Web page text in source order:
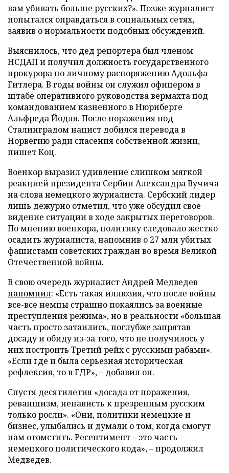
вам убивать больше русских?». Позже журналист
попытался оправдаться в социальных сетях,
заявив о нормальности подобных обсуждений.
Выяснилось, что дед репортера был членом
НСДАП и получил должность государственного
прокурора по личному распоряжению Адольфа
Гитлера. В годы войны он служил офицером в
штабе оперативного руководства вермахта под
командованием казненного в Нюрнберге
Альфреда Йодля. После поражения под
Сталинградом нацист добился перевода в
Норвегию ради спасения собственной жизни,
пишет Коц.
Военкор выразил удивление слишком мягкой
реакцией президента Сербии Александра Вучича
на слова немецкого журналиста. Сербский лидер
лишь дежурно отметил, что уже обсудил свое
видение ситуации в ходе закрытых переговоров.
По мнению военкора, политику следовало жестко
осадить журналиста, напомнив о 27 млн убитых
фашистами советских граждан во время Великой
Отечественной войны.
В свою очередь журналист Андрей Медведев
напомнил: «Есть такая иллюзия, что после войны
все-все немцы страшно покаялись за военные
преступления режима», но в реальности «большая
часть просто затаились, поглубже запрятав
досаду и обиду из-за того, что не получилось у
них построить Третий рейх с русскими рабами».
«Если где и была серьезная историческая
рефлексия, то в ГДР», – добавил он.
Спустя десятилетия «досада от поражения,
реваншизм, ненависть к презренным русским
только росли». «Они, политики немецкие и
бизнес, улыбались и думали о том, когда смогут
нам отомстить. Ресентимент – это часть
немецкого политического кода», – продолжил
Медведев.